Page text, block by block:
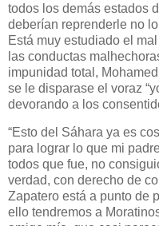
todos los demás estados
deberían reprenderle no
Está muy estudiado el
las conductas
impunidad total,
se le disparase el voraz
devorando a los
“Esto del Sáhara ya es
para lograr lo que mi
todos que fue, no
verdad, con derecho de
Zapatero está a punto de
ello tendremos a